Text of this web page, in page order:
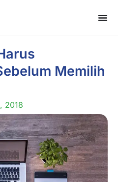
Memilih
2018